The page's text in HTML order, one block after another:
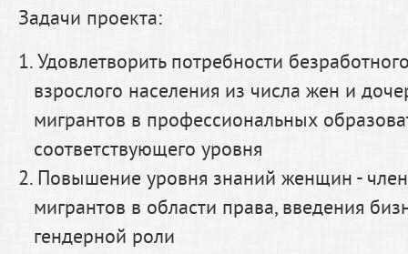
Задачи проекта:
Удовлетворить потребности
взрослого населения из числа жен и
мигрантов в профессиональных
соответствующего уровня
Повышение уровня знаний женщин -
мигрантов в области права, введения
гендерной роли